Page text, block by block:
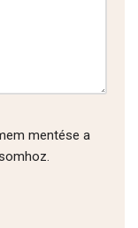
mentése a